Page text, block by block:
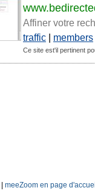
Affiner votre
traffic | members
Ce site est'il pertinent
meeZoom en page